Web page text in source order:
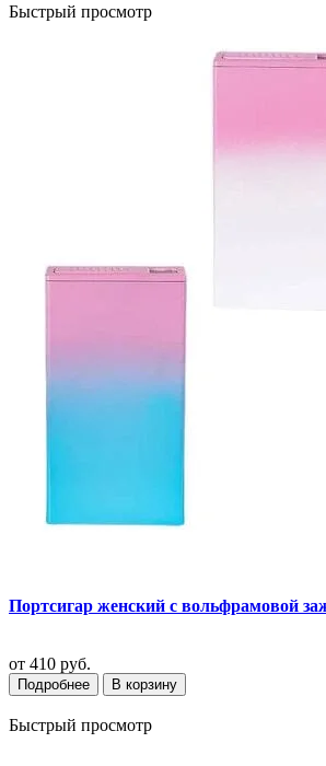
Быстрый просмотр
Портсигар женский с вольфрамовой
от 410 руб.
Подробнее В корзину
Быстрый просмотр